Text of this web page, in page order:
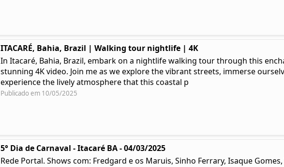
ITACARÉ, Bahia, Brazil | Walking tour nightlife | 4K
In Itacaré, Bahia, Brazil, embark on a nightlife walking tour through this
stunning 4K video. Join me as we explore the vibrant streets, immerse
experience the lively atmosphere that this coastal p
Publicado em 10/05/2025
5° Dia de Carnaval - Itacaré BA - 04/03/2025
Rede Portal. Shows com: Fredgard e os Maruis, Sinho Ferrary, Isaque